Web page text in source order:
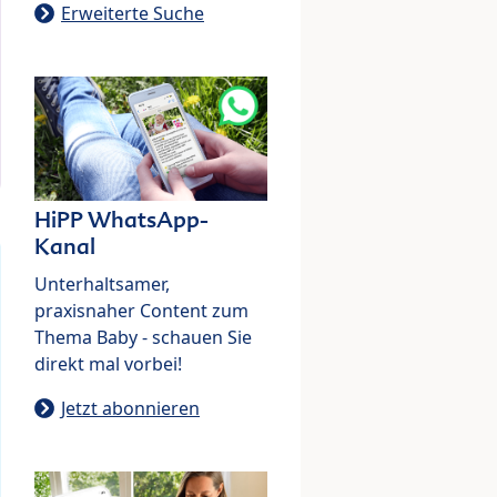
Erweiterte Suche
HiPP WhatsApp-
Kanal
Unterhaltsamer,
praxisnaher Content zum
Thema Baby - schauen Sie
direkt mal vorbei!
Jetzt abonnieren